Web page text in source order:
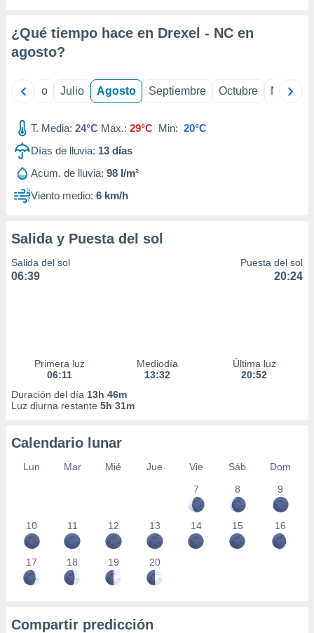
e
mediante
publicidad
publicidad
de
1199
¿Qué tiempo hace en Drexel - NC en
agosto?
Junio Julio Agosto Septiembre Octubre
T. Media: 24°C Max.: 29°C Min: 20°C
Días de lluvia: 13 días
Acum. de lluvia: 98 l/m²
Viento medio: 6 km/h
Salida y Puesta del sol
Salida del sol
06:39
Puesta del sol
20:24
Primera luz
06:11
Mediodía
13:32
Última luz
20:52
Duración del día 13h 46m
Luz diurna restante 5h 31m
Calendario lunar
Lun Mar Mié Jue Vie Sáb
Dom
7
8 9
10 11 12 13 14 15 16
17 18 19 20
Compartir predicción